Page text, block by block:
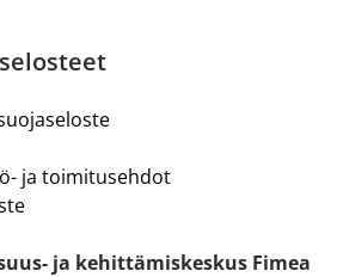
ja toimitusehdot
ja kehittämiskeskus Fimea